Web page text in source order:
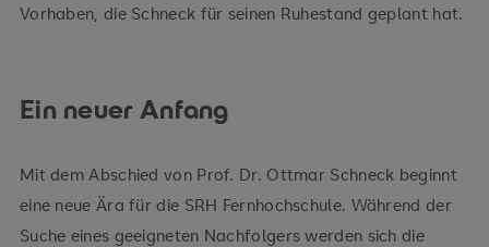
Vorhaben, die Schneck für seinen Ruhestand geplant hat.
Ein neuer Anfang
Mit dem Abschied von Prof. Dr. Ottmar Schneck beginnt
eine neue Ära für die SRH Fernhochschule. Während der
Suche eines geeigneten Nachfolgers werden sich die